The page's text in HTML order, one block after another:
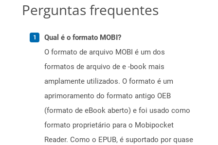
Perguntas frequentes
Qual é o formato MOBI?
O formato de arquivo MOBI é um dos
formatos de arquivo de e -book mais
amplamente utilizados. O formato é um
aprimoramento do formato antigo OEB
(formato de eBook aberto) e foi usado como
formato proprietário para o Mobipocket
Reader. Como o EPUB, é suportado por quase